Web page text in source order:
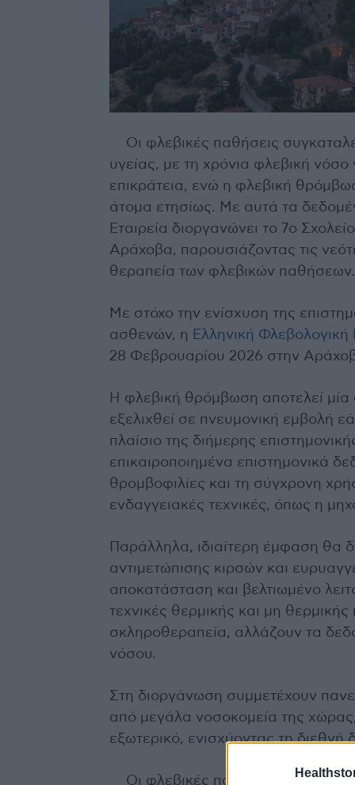
Οι φλεβικές παθήσεις
υγείας, με τη χρόνια φλεβική
επικράτεια, ενώ η φλεβική
άτομα ετησίως. Με αυτά τα
Εταιρεία διοργανώνει το 7ο
Αράχοβα, παρουσιάζοντας τις
θεραπεία των φλεβικών παθήσεων.
Με στόχο την ενίσχυση της
ασθενών, η Ελληνική Φλεβολογική
28 Φεβρουαρίου 2026 στην
Η φλεβική θρόμβωση αποτελεί
εξελιχθεί σε πνευμονική εμβολή
πλαίσιο της διήμερης
επικαιροποιημένα επιστημονικά
θρομβοφιλίες και τη σύγχρονη
ενδαγγειακές τεχνικές, όπως η
Παράλληλα, ιδιαίτερη έμφαση θα
αντιμετώπισης κιρσών και
αποκατάσταση και βελτιωμένο
τεχνικές θερμικής και μη
σκληροθεραπεία, αλλάζουν τα
νόσου.
Στη διοργάνωση συμμετέχουν
από μεγάλα νοσοκομεία της
εξωτερικό, ενισχύοντας τη διεθνή
Οι φλεβικές παθήσεις